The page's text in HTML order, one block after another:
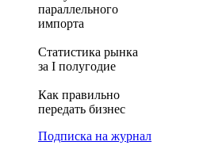
параллельного
импорта
Статистика рынка
за I полугодие
Как правильно
передать бизнес
Подписка на журнал